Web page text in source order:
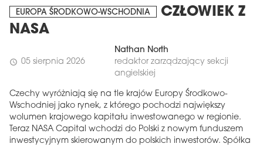
EUROPA ŚRODKOWO-WSCHODNIA
CZŁOWIEK Z
NASA
schedule 05 sierpnia 2026
Nathan North
redaktor zarządzający sekcji
angielskiej
Czechy wyróżniają się na tle krajów Europy Środkowo-
Wschodniej jako rynek, z którego pochodzi największy
wolumen krajowego kapitału inwestowanego w regionie.
Teraz NASA Capital wchodzi do Polski z nowym funduszem
inwestycyjnym skierowanym do polskich inwestorów. Spółka